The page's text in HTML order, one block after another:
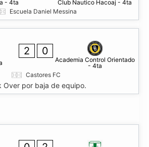
- 4ta
Club Nautico Hacoaj - 4ta
Escuela Daniel Messina
2 0
Academia Control Orientado
- 4ta
Castores FC
Over por baja de equipo.